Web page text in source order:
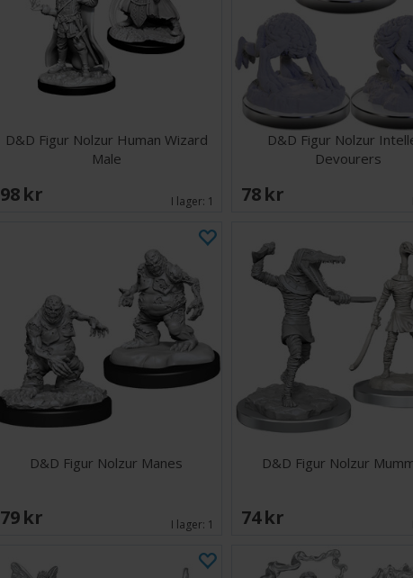
D&D Figur Nolzur Human Wizard
Male
98 SEK I lager: 1
D&D Figur Nolzur
Devourers
78 SEK
D&D Figur Nolzur Manes
79 SEK I lager: 1
D&D Figur Nolzur
74 SEK